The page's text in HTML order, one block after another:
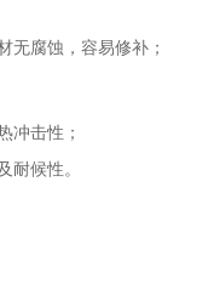
无腐蚀，容易修补；
冲击性；
耐候性。